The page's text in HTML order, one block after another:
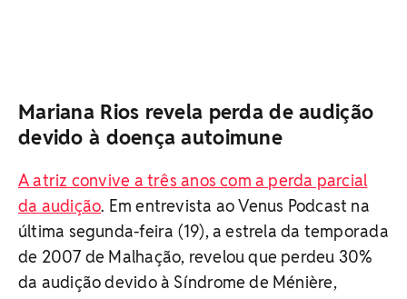
Mariana Rios revela perda de audição
devido à doença autoimune
A atriz convive a três anos com a perda parcial
da audição. Em entrevista ao Venus Podcast na
última segunda-feira (19), a estrela da temporada
de 2007 de Malhação, revelou que perdeu 30%
da audição devido à Síndrome de Ménière,